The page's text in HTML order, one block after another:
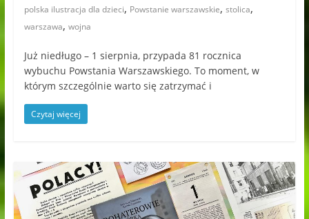
polska ilustracja dla dzieci, Powstanie warszawskie, stolica,
warszawa, wojna
Już niedługo – 1 sierpnia, przypada 81 rocznica
wybuchu Powstania Warszawskiego. To moment, w
którym szczególnie warto się zatrzymać i
Czytaj więcej